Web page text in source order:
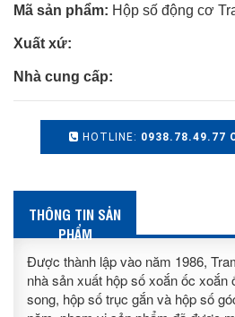
Mã sản phẩm: Hộp số động cơ
Xuất xứ:
Nhà cung cấp:
HOTLINE: 0938.78.49.77
THÔNG TIN SẢN
PHẨM
Được thành lập vào năm 1986,
nhà sản xuất hộp số xoắn ốc xoắn
song, hộp số trục gắn và hộp số